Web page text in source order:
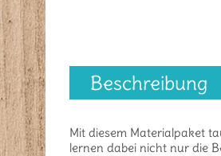
Beschreibung
Mit diesem Materialpaket
lernen dabei nicht nur die